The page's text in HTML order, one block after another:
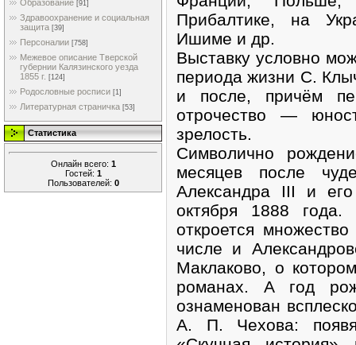
Образование [91]
Здравоохранение и социальная
защита [39]
Персоналии [758]
Межевое описание Тверской
губернии Калязинского уезда
1855 г. [124]
Родословные росписи [1]
Литературная страничка [53]
Статистика
Онлайн всего: 1
Гостей: 1
Пользователей: 0
Прибалтике, на
Ишиме и др.
Выставку условно
периода жизни С.
и после, причём
отрочество —
зрелость.
Символично
месяцев после
Александра III и
октября 1888
откроется
числе и
Маклаково, о
романах. А год
ознаменован
А. П. Чехова: